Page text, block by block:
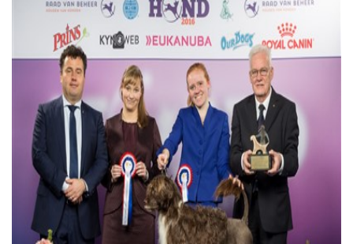
trainingen
Zoek een vereniging
Activiteiten agenda
Inlog Mijn RvB account
Inlog leden / officials